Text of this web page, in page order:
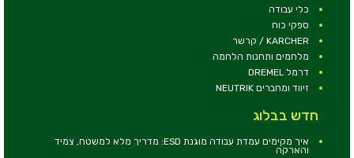
כלי עבודה
ספקי כוח
KARCHER / קרשר
מלחמים ותחנות הלחמה
דרמל DREMEL
זיווד ומחברים NEUTRIK
חדש בבלוג
איך מקימים עמדת עבודה מוגנת ESD: מדריך מלא למשטח, צמיד
והארקה